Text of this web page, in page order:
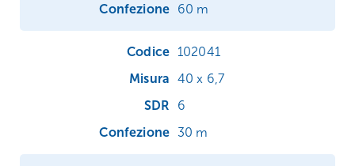
60 m
102041
40 x 6,7
6
30 m